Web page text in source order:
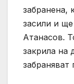
забранена,
засили и
Атанасов.
закрила на